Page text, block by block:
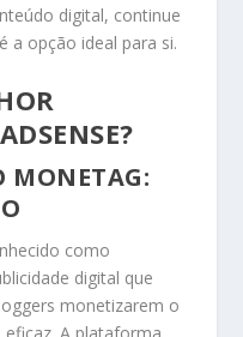
digital, continue
a opção ideal para si.
MONETAG:
como
digital que
monetizarem o